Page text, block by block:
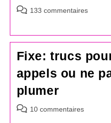
Commentaires
publication :
133 commentaires
Fixe: trucs
appels ou ne
plumer
Commentaires
10 commentaires